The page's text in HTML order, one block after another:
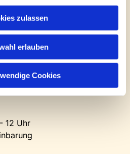
zulassen
erlauben
Cookies
| 33803 Steinhagen
steinhagen.de
12 Uhr